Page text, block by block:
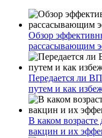
Обзор
рассасывающим
Передается ли
путем и как
В каком
вакцин и их